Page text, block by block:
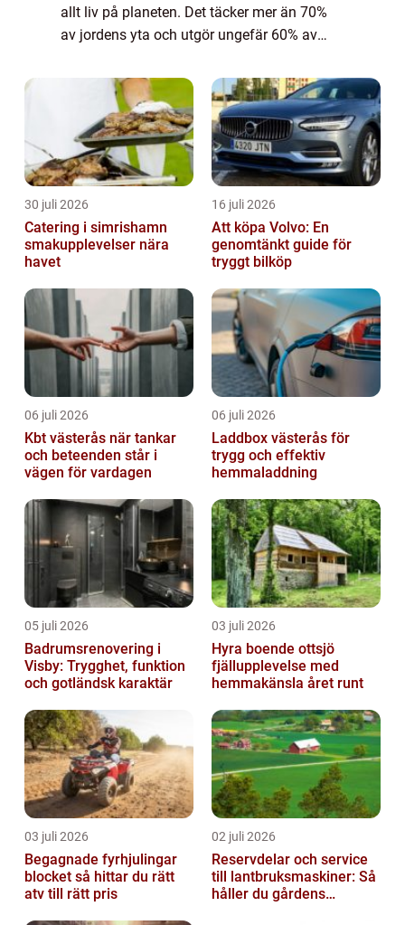
allt liv på planeten. Det täcker mer än 70%
av jordens yta och utgör ungefär 60% av
det inte finnas något liv...
30 juli 2026
Catering i simrishamn
smakupplevelser nära
havet
16 juli 2026
Att köpa Volvo: En
genomtänkt guide för
tryggt bilköp
06 juli 2026
Kbt västerås när tankar
och beteenden står i
vägen för vardagen
06 juli 2026
Laddbox västerås för
trygg och effektiv
hemmaladdning
05 juli 2026
Badrumsrenovering i
Visby: Trygghet, funktion
och gotländsk karaktär
03 juli 2026
Hyra boende ottsjö
fjällupplevelse med
hemmakänsla året runt
03 juli 2026
Begagnade fyrhjulingar
blocket så hittar du rätt
atv till rätt pris
02 juli 2026
Reservdelar och service
till lantbruksmaskiner: Så
håller du gårdens